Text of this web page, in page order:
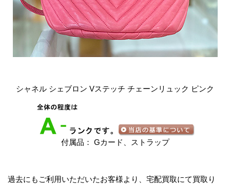
シャネル シェブロン Vステッチ チェーンリュック ピンク
付属品： Gカード、ストラップ
過去にもご利用いただいたお客様より、宅配買取にて買取り